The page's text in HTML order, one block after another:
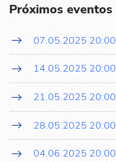
Próximos eventos
07.05.2025 20:00
14.05.2025 20:00
21.05.2025 20:00
28.05.2025 20:00
04.06.2025 20:00